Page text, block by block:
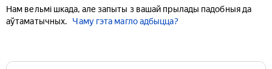
Нам вельмі шкада, але запыты з вашай прылады падобныя да
аўтаматычных.
Чаму гэта магло адбыцца?